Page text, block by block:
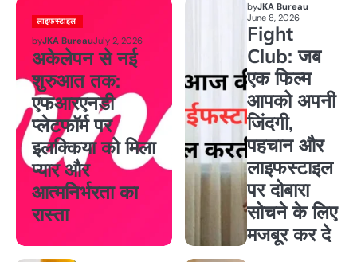
लाइफस्टाइल
byJKA BureauJuly 2, 2026
अकेलेपन से नई
शुरुआत तक:
एफआरएनडी
प्लेटफॉर्म पर
इलक्किया को मिला
प्यार और
आत्मनिर्भरता का
रास्ता
byJKA Bureau
June 8, 2026
Fight
Club: जब
एक फिल्म
आपको अपनी
जिंदगी,
पहचान और
लाइफस्टाइल
पर दोबारा
सोचने के लिए
मजबूर कर दे